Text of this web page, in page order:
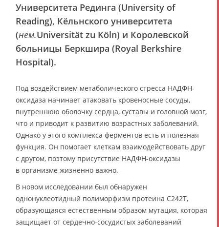
Университета Рединга (University of
Reading), Кёльнского университета
(нем.Universität zu Köln) и Королевской
больницы Беркшира (Royal Berkshire
Hospital).
Под воздействием метаболического стресса НАДФН-
оксидаза начинает атаковать кровеносные сосуды,
внутреннюю оболочку сердца, суставы и головной мозг,
что и приводит к развитию возрастных заболеваний.
Однако у этого комплекса ферментов есть и полезная
функция. Он помогает клеткам взаимодействовать друг
с другом, поэтому присутствие НАДФН-оксидазы
в организме жизненно важно.
В новом исследовании был обнаружен
однонуклеотидный полиморфизм протеина C242T,
образующаяся естественным образом мутация, которая
защищает от сердечно-сосудистых заболеваний